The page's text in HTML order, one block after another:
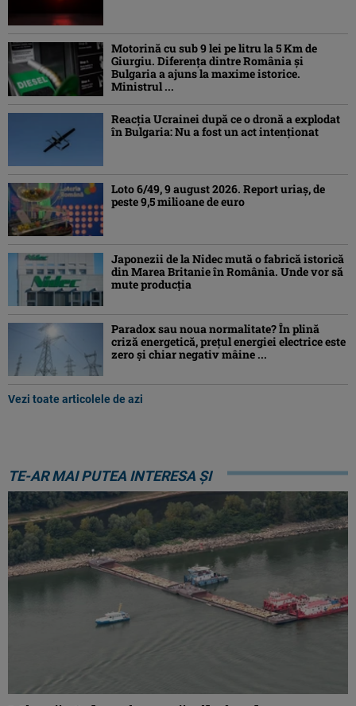
Motorină cu sub 9 lei pe litru la 5 Km de
Giurgiu. Diferența dintre România și
Bulgaria a ajuns la maxime istorice.
Ministrul ...
Reacția Ucrainei după ce o dronă a explodat
în Bulgaria: Nu a fost un act intenționat
Loto 6/49, 9 august 2026. Report uriaș, de
peste 9,5 milioane de euro
Japonezii de la Nidec mută o fabrică istorică
din Marea Britanie în România. Unde vor să
mute producția
Paradox sau noua normalitate? În plină
criză energetică, prețul energiei electrice este
zero și chiar negativ mâine ...
Vezi toate articolele de azi
TE-AR MAI PUTEA INTERESA ȘI